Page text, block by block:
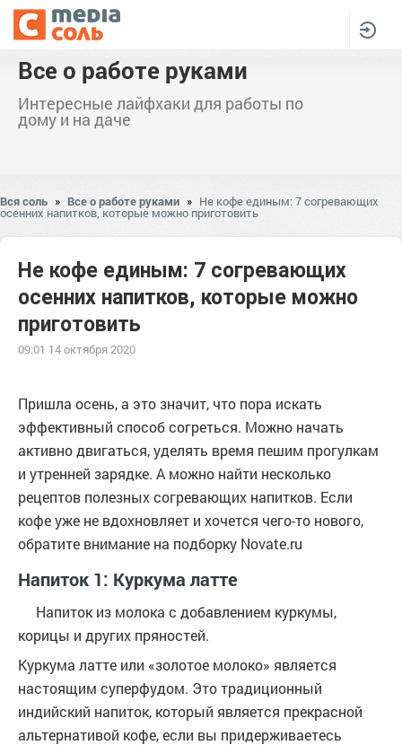
Все о работе руками
Интересные лайфхаки для работы по
дому и на даче
Вся соль » Все о работе руками » Не кофе единым: 7 согревающих
осенних напитков, которые можно приготовить
Не кофе единым: 7 согревающих
осенних напитков, которые можно
приготовить
09:01 14 октября 2020
Пришла осень, а это значит, что пора искать
эффективный способ согреться. Можно начать
активно двигаться, уделять время пешим прогулкам
и утренней зарядке. А можно найти несколько
рецептов полезных согревающих напитков. Если
кофе уже не вдохновляет и хочется чего-то нового,
обратите внимание на подборку Novate.ru
Напиток 1: Куркума латте
Напиток из молока с добавлением куркумы,
корицы и других пряностей.
Куркума латте или «золотое молоко» является
настоящим суперфудом. Это традиционный
индийский напиток, который является прекрасной
альтернативой кофе, если вы придерживаетесь